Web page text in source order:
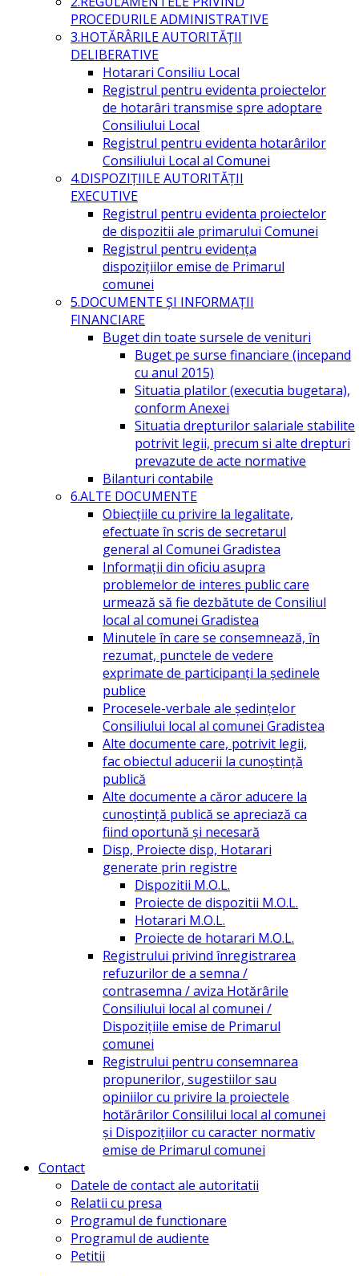
PROCEDURILE ADMINISTRATIVE
3.HOTĂRÂRILE AUTORITĂŢII
DELIBERATIVE
Hotarari Consiliu Local
Registrul pentru evidenta proiectelor
de hotarâri transmise spre adoptare
Consiliului Local
Registrul pentru evidenta hotarârilor
Consiliului Local al Comunei
4.DISPOZIŢIILE AUTORITĂŢII
EXECUTIVE
Registrul pentru evidenta proiectelor
de dispozitii ale primarului Comunei
Registrul pentru evidența
dispozițiilor emise de Primarul
comunei
5.DOCUMENTE ŞI INFORMAŢII
FINANCIARE
Buget din toate sursele de venituri
Buget pe surse financiare (incepand
cu anul 2015)
Situatia platilor (executia bugetara),
conform Anexei
Situatia drepturilor salariale stabilite
potrivit legii, precum si alte drepturi
prevazute de acte normative
Bilanturi contabile
6.ALTE DOCUMENTE
Obiecțiile cu privire la legalitate,
efectuate în scris de secretarul
general al Comunei Gradistea
Informații din oficiu asupra
problemelor de interes public care
urmează să fie dezbătute de Consiliul
local al comunei Gradistea
Minutele în care se consemnează, în
rezumat, punctele de vedere
exprimate de participanți la ședinele
publice
Procesele-verbale ale ședințelor
Consiliului local al comunei Gradistea
Alte documente care, potrivit legii,
fac obiectul aducerii la cunoștință
publică
Alte documente a căror aducere la
cunoștință publică se apreciază ca
fiind oportună și necesară
Disp, Proiecte disp, Hotarari
generate prin registre
Dispozitii M.O.L.
Proiecte de dispozitii M.O.L.
Hotarari M.O.L.
Proiecte de hotarari M.O.L.
Registrului privind înregistrarea
refuzurilor de a semna /
contrasemna / aviza Hotărârile
Consiliului local al comunei /
Dispozițiile emise de Primarul
comunei
Registrului pentru consemnarea
propunerilor, sugestiilor sau
opiniilor cu privire la proiectele
hotărârilor Consililui local al comunei
și Dispozițiilor cu caracter normativ
emise de Primarul comunei
Contact
Datele de contact ale autoritatii
Relatii cu presa
Programul de functionare
Programul de audiente
Petitii